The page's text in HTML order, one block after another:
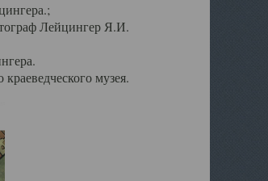
Лейцингер Я.И.
музея.